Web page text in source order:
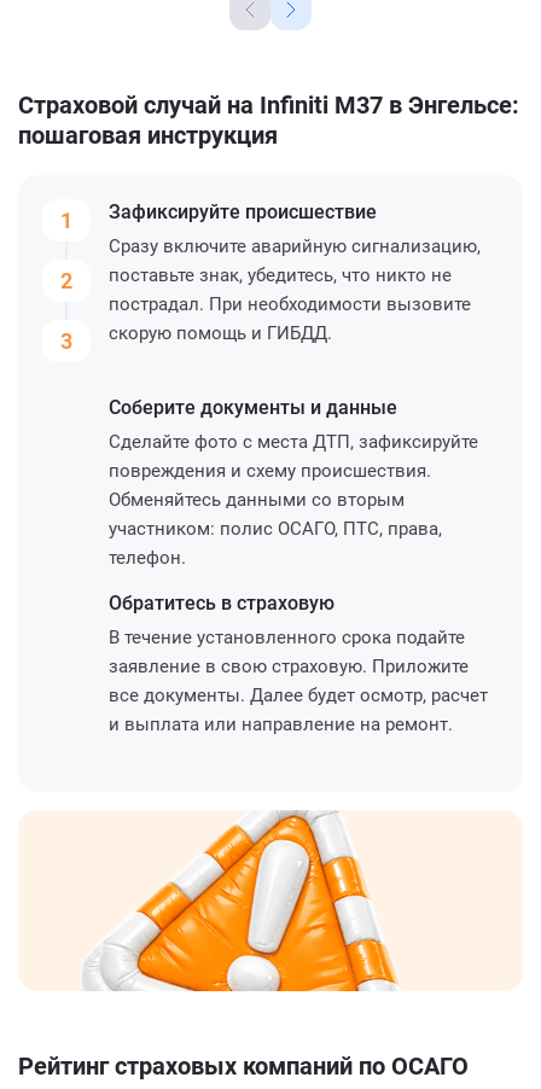
Страховой случай на Infiniti M37 в Энгельсе:
пошаговая инструкция
1
2
3
Зафиксируйте происшествие
Сразу включите аварийную сигнализацию,
поставьте знак, убедитесь, что никто не
пострадал. При необходимости вызовите
скорую помощь и ГИБДД.
Соберите документы и данные
Сделайте фото с места ДТП, зафиксируйте
повреждения и схему происшествия.
Обменяйтесь данными со вторым
участником: полис ОСАГО, ПТС, права,
телефон.
Обратитесь в страховую
В течение установленного срока подайте
заявление в свою страховую. Приложите
все документы. Далее будет осмотр, расчет
и выплата или направление на ремонт.
Рейтинг страховых компаний по ОСАГО